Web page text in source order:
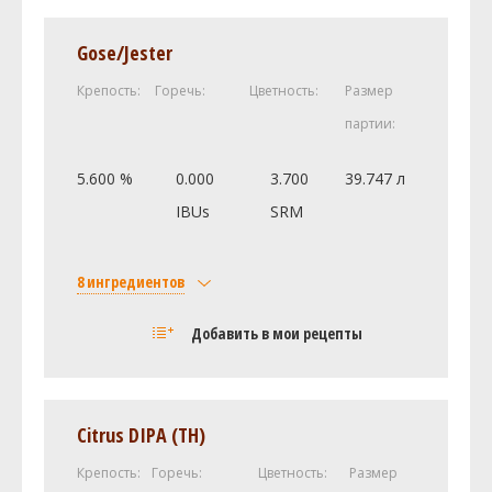
Добавить в мои рецепты
Gose/Jester
Крепость: Горечь: Цветность:
Размер
партии:
5.600 %
0.000
IBUs
3.700
SRM
39.747 л
8 ингредиентов
Fruit - Cherry Regular (0.0 SRM)
Acidulated (Weyermann) (1.8 SRM)
Дрожжи
Citrus DIPA (TH)
Крепость: Горечь: Цветность:
Размер